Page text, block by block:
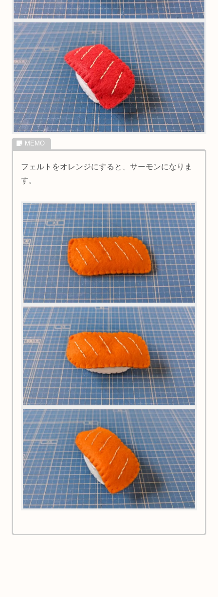
フェルトをオレンジにすると、サーモンになりま
す。